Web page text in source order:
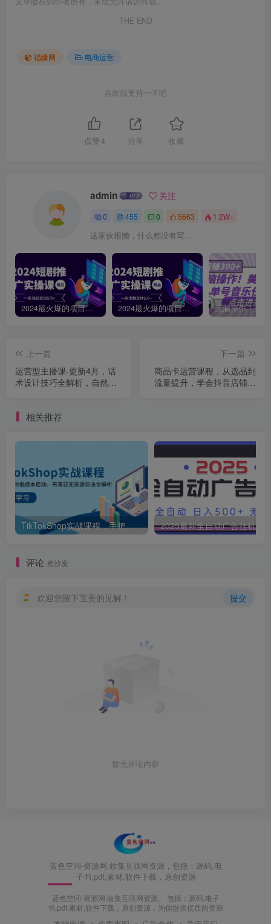
THE END
福缘网 电商运营
喜欢就支持一下吧
点赞 4 分享 收藏
admin 关注
0 455 0 5663 1.2W+
这家伙很懒，什么都没有写...
2024最火爆的项目短剧推广实操课，一条视频变现5万+【附软件工具】 2024最火爆的项目短剧推广实操课 一条视频变现5万+(附软件工具
上一篇
运营型主播课-更新4月，话
术设计技巧全解析，自然流
下一篇
商品卡运营课程，从选品到
流量提升，学会抖音店铺动
相关推荐
TikTokShop实战课程，手把手教你低成本启动，东南亚无货源玩法全解析
评论 抢沙发
欢迎您留下宝贵的见解！ 提交
暂无评论内容
蓝色空间-资源网,收集互联网资源，包括：源码,电
子书,pdf,素材,软件下载，原创资源
蓝色空间-资源网,收集互联网资源。 包括：源码,电子
书,pdf,素材,软件下载，原创资源，为你提供优质的资源